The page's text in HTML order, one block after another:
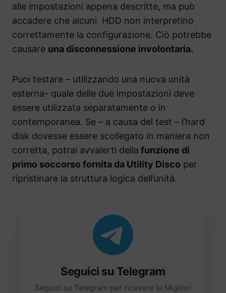
alle impostazioni appena descritte, ma può
accadere che alcuni HDD non interpretino
correttamente la configurazione. Ciò potrebbe
causare una disconnessione involontaria.
Puoi testare – utilizzando una nuova unità
esterna- quale delle due impostazioni deve
essere utilizzata separatamente o in
contemporanea. Se – a causa del test – l’hard
disk dovesse essere scollegato in maniera non
corretta, potrai avvalerti della funzione di
primo soccorso fornita da Utility Disco per
ripristinare la struttura logica dell’unità.
Seguici su Telegram
Seguici su Telegram per ricevere le Migliori